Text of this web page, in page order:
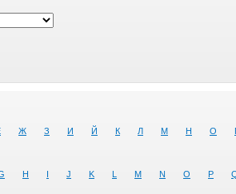
Ж З И Й К Л М Н О
H I J K L M N O P